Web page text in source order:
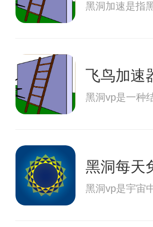
黑洞加速是指
飞鸟加速
黑洞vp是一种
黑洞每天
黑洞vp是宇宙